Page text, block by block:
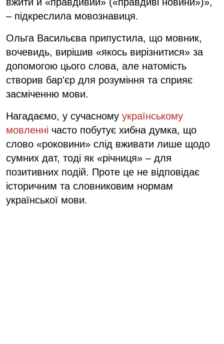
– підкреслила мовознавиця.
Ольга Васильєва припустила, що мовник,
вочевидь, вирішив «якось вирізнитися» за
допомогою цього слова, але натомість
створив бар'єр для розуміння та сприяє
засміченню мови.
Нагадаємо, у сучасному українському
мовленні часто побутує хибна думка, що
слово «роковини» слід вживати лише щодо
сумних дат, тоді як «річниця» – для
позитивних подій. Проте це не відповідає
історичним та словниковим нормам
української мови.